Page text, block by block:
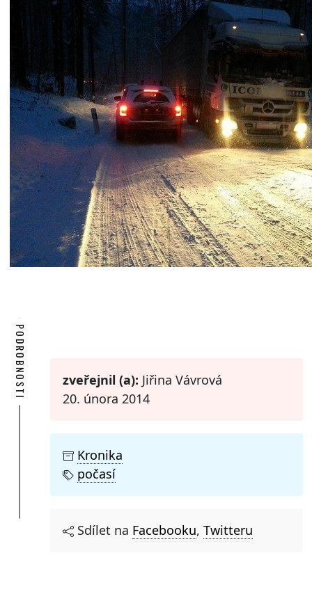
PODROBNOSTI zveřejnil (a): Jiřina Vávrová
20. února 2014
Kronika
počasí
Sdílet na Facebooku, Twitteru